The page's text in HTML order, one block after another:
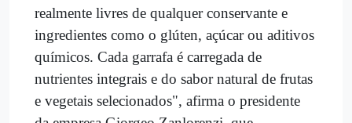
realmente livres de qualquer conservante e
ingredientes como o glúten, açúcar ou aditivos
químicos. Cada garrafa é carregada de
nutrientes integrais e do sabor natural de frutas
e vegetais selecionados", afirma o presidente